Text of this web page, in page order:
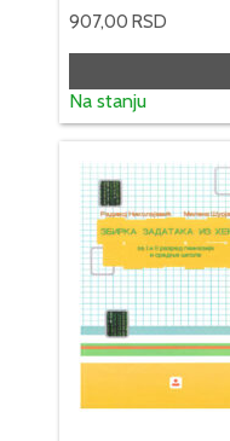
907,00 RSD
Na stanju